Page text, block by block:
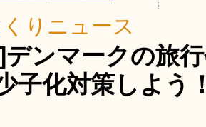
りニュース
ンマークの旅
子化対策しよう